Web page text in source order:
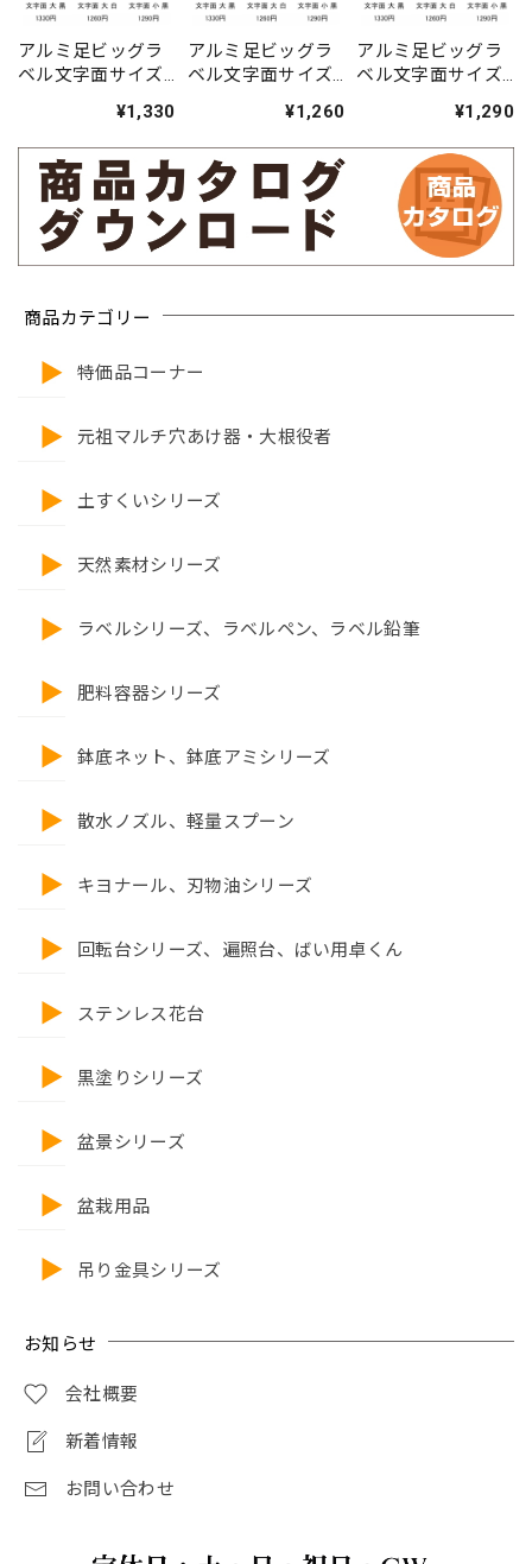
商品カテゴリー
特価品コーナー
元祖マルチ穴あけ器・大根役者
土すくいシリーズ
天然素材シリーズ
ラベルシリーズ、ラベルペン、ラベル鉛筆
肥料容器シリーズ
鉢底ネット、鉢底アミシリーズ
散水ノズル、軽量スプーン
キヨナール、刃物油シリーズ
回転台シリーズ、遍照台、ばい用卓くん
ステンレス花台
黒塗りシリーズ
盆景シリーズ
盆栽用品
吊り金具シリーズ
お知らせ
会社概要
新着情報
お問い合わせ
アルミ足ビッグラ
ベル文字面サイズ
¥1,330
アルミ足ビッグラ
ベル文字面サイズ
¥1,260
アルミ足ビッグラ
ベル文字面サイズ
¥1,290